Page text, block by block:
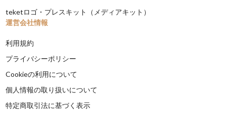
teketロゴ・プレスキット（メディアキット）
運営会社情報
利用規約
プライバシーポリシー
Cookieの利用について
個人情報の取り扱いについて
特定商取引法に基づく表示